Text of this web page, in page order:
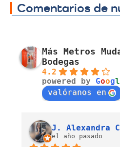
Comentarios de
Más Metros
Bodegas
4.2
powered by Googl
valóranos en
J. Alexandra
el año pasado